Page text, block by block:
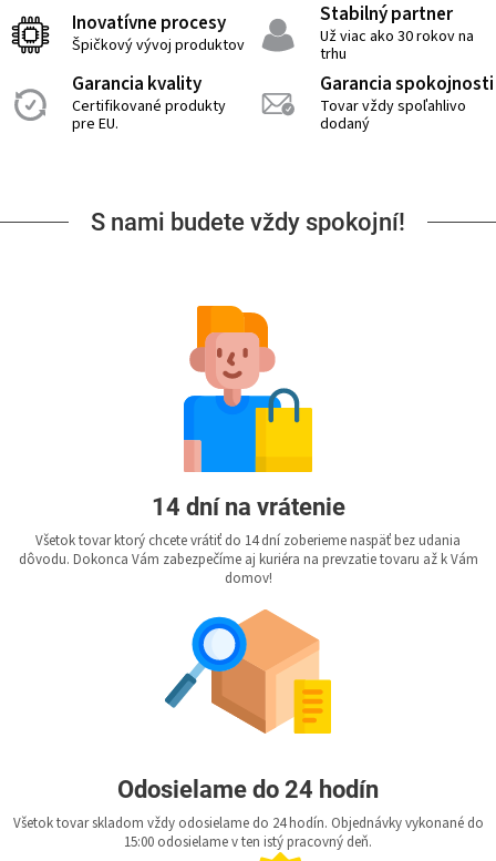
Inovatívne procesy
Špičkový vývoj produktov
Stabilný partner
Už viac ako 30 rokov na
trhu
Garancia kvality
Certifikované produkty
pre EU.
Garancia spokojnosti
Tovar vždy spoľahlivo
dodaný
S nami budete vždy spokojní!
14 dní na vrátenie
Všetok tovar ktorý chcete vrátiť do 14 dní zoberieme naspäť bez udania
dôvodu. Dokonca Vám zabezpečíme aj kuriéra na prevzatie tovaru až k Vám
domov!
Odosielame do 24 hodín
Všetok tovar skladom vždy odosielame do 24 hodín. Objednávky vykonané do
15:00 odosielame v ten istý pracovný deň.